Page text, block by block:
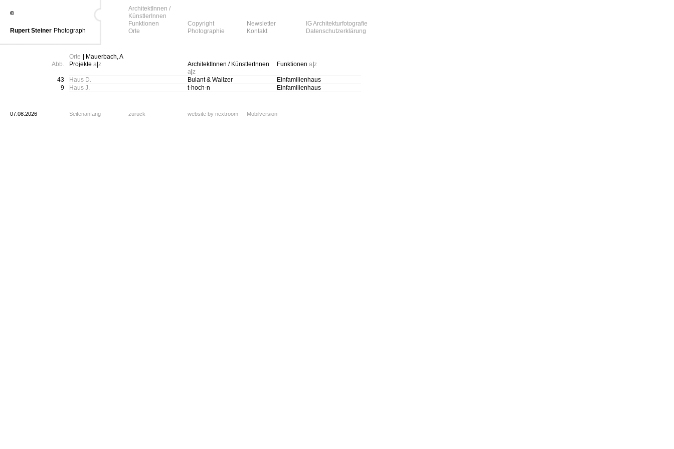
Rupert Steiner Photograph
ArchitektInnen /
KünstlerInnen
Funktionen
Orte
Copyright
Photographie
Newsletter
Kontakt
IG Architekturfotografie
Datenschutzerklärung
Orte
| Mauerbach, A
Abb.
Projekte a z
ArchitektInnen / KünstlerInnen
a z
Funktionen a z
43 Haus D. Bulant & Wailzer
Einfamilienhaus
9
Haus J. t-hoch-n Einfamilienhaus
07.08.2026 Seitenanfang zurück website by nextroom Mobilversion